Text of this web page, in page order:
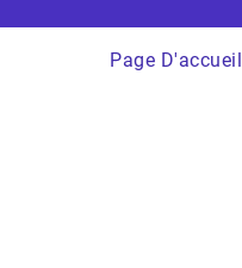
Page D'accueil